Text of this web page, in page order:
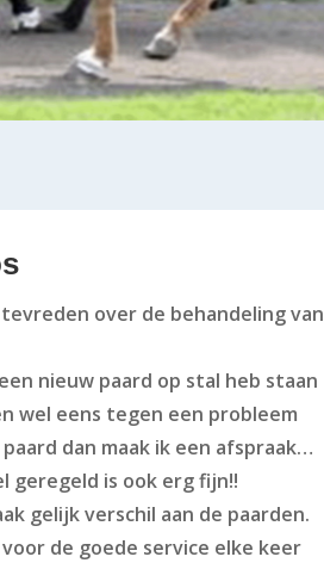
over de behandeling van
nieuw paard op stal heb staan
wel eens tegen een probleem
dan maak ik een afspraak…
geregeld is ook erg fijn!!
gelijk verschil aan de paarden.
de goede service elke keer